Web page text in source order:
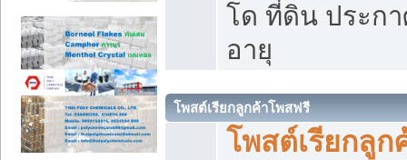
โด ที่ดิน ประก
อายุ
โพสต์เรียกลูกค้าโพสฟรี
โพสต์เรียกลูก